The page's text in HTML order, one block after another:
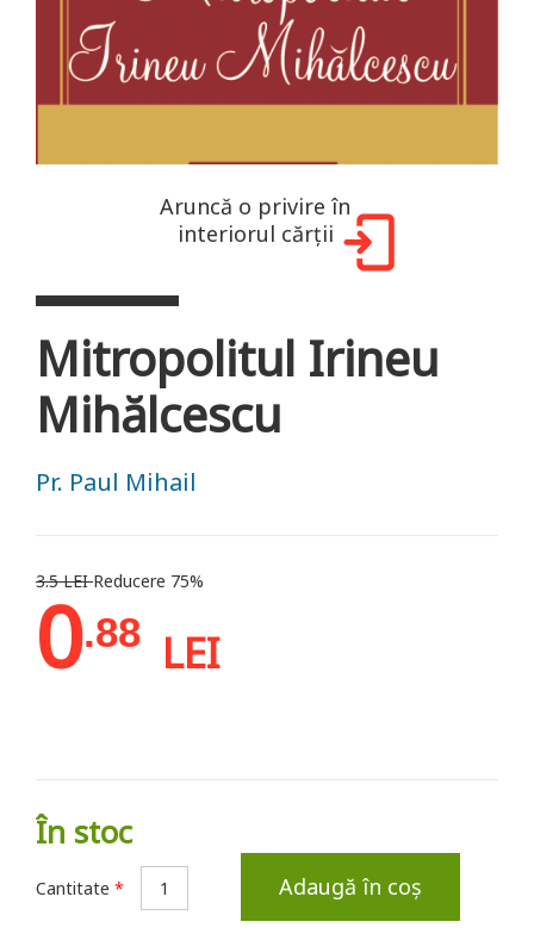
Aruncă o privire în
interiorul cărții
Mitropolitul Irineu
Mihălcescu
Pr. Paul Mihail
3.5 LEIReducere 75%
0.88 LEI
În stoc
Cantitate * Adaugă în coș